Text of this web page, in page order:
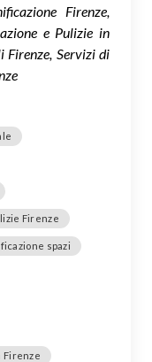
Firenze,
e Pulizie in
Firenze, Servizi di
Firenze
spazi
Firenze